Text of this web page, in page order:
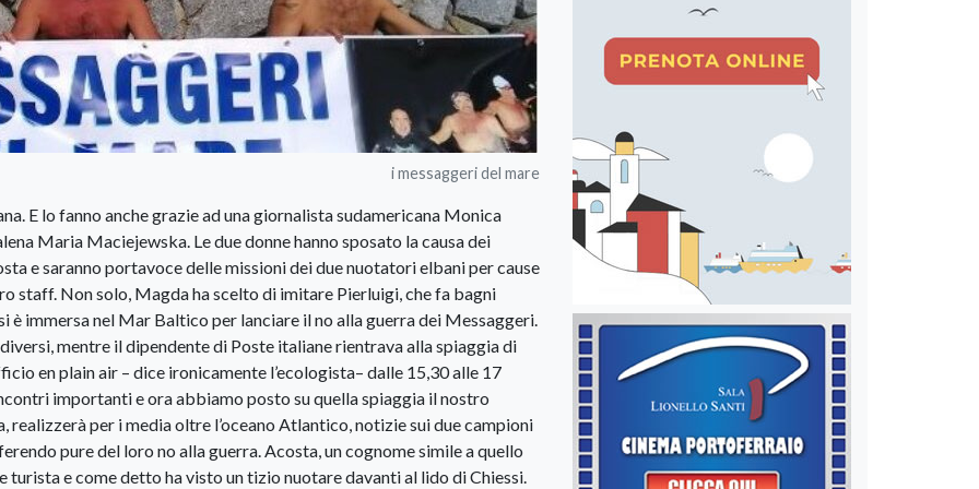
i messaggeri del mare
E lo fanno anche grazie ad una giornalista sudamericana Monica
Maria Maciejewska. Le due donne hanno sposato la causa dei
e saranno portavoce delle missioni dei due nuotatori elbani per cause
staff. Non solo, Magda ha scelto di imitare Pierluigi, che fa bagni
è immersa nel Mar Baltico per lanciare il no alla guerra dei Messaggeri.
mentre il dipendente di Poste italiane rientrava alla spiaggia di
en plain air – dice ironicamente l’ecologista– dalle 15,30 alle 17
importanti e ora abbiamo posto su quella spiaggia il nostro
realizzerà per i media oltre l’oceano Atlantico, notizie sui due campioni
pure del loro no alla guerra. Acosta, un cognome simile a quello
turista e come detto ha visto un tizio nuotare davanti al lido di Chiessi.